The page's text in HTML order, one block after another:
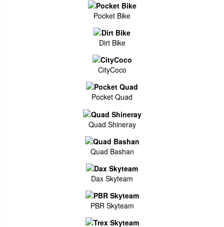
Pocket Bike
Dirt Bike
CityCoco
Pocket Quad
Quad Shineray
Quad Bashan
Dax Skyteam
PBR Skyteam